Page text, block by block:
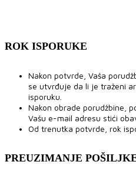
ROK ISPORUKE
Nakon potvrde, Vaša
se utvrđuje da li je traženi
isporuku.
Nakon obrade porudžbine,
Vašu e-mail adresu stići
Od trenutka potvrde, rok
PREUZIMANJE